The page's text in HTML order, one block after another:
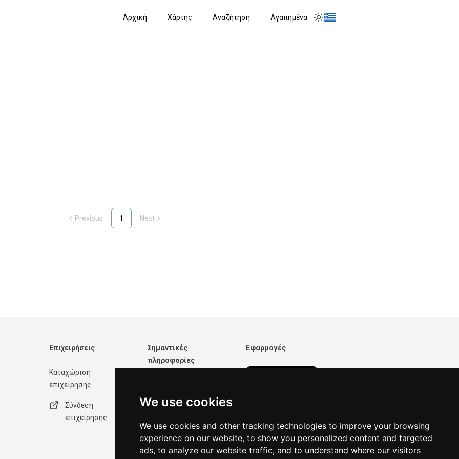
We use cookies
We use cookies and other tracking technologies to improve your browsing
experience on our website, to show you personalized content and targeted
ads, to analyze our website traffic, and to understand where our visitors
Αρχική Χάρτης Αναζήτηση
Αγαπημένα
Previous 1 Next
Επιχειρήσεις
Καταχώριση
επιχείρησης
Σύνδεση
επιχείρησης
Σημαντικές
πληροφορίες
Πολιτική απορρήτου
Όροι χρήσης
Εφαρμογές